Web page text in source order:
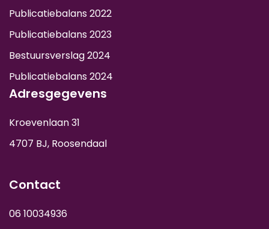
Publicatiebalans 2022
Publicatiebalans 2023
Bestuursverslag 2024
Publicatiebalans 2024
Adresgegevens
Kroevenlaan 31
4707 BJ, Roosendaal
Contact
06 10034936